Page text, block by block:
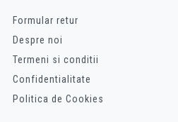
Formular retur
Despre noi
Termeni si conditii
Confidentialitate
Politica de Cookies